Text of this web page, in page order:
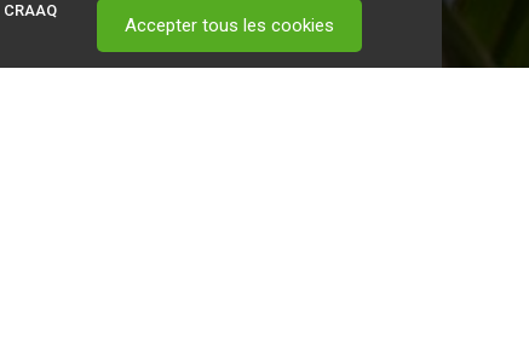
CRAAQ
Accepter tous les cookies